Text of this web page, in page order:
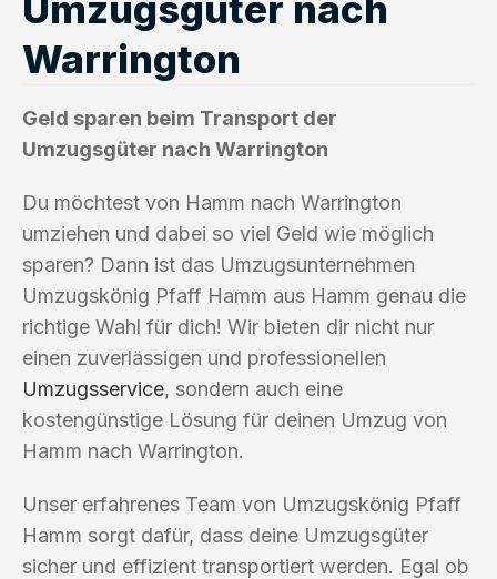
Warrington
Geld sparen beim Transport der
Umzugsgüter nach Warrington
Du möchtest von Hamm nach Warrington
umziehen und dabei so viel Geld wie möglich
sparen? Dann ist das Umzugsunternehmen
Umzugskönig Pfaff Hamm aus Hamm genau die
richtige Wahl für dich! Wir bieten dir nicht nur
einen zuverlässigen und professionellen
Umzugsservice, sondern auch eine
kostengünstige Lösung für deinen Umzug von
Hamm nach Warrington.
Unser erfahrenes Team von Umzugskönig Pfaff
Hamm sorgt dafür, dass deine Umzugsgüter
sicher und effizient transportiert werden. Egal ob